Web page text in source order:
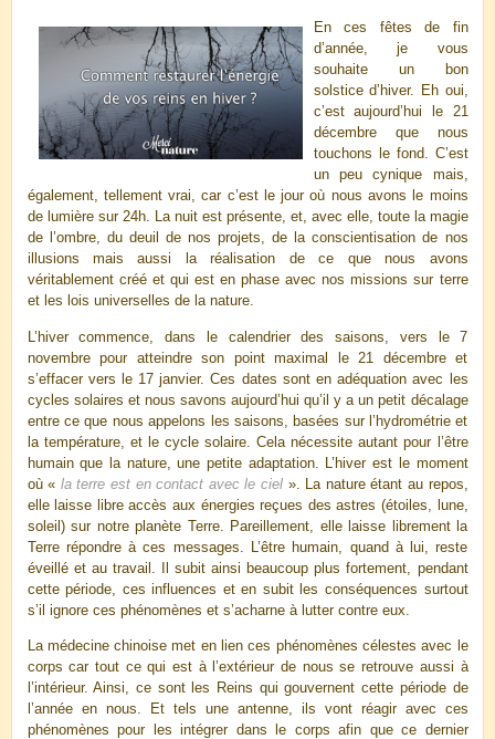
En ces fêtes de fin
d’année, je vous
souhaite un bon
solstice d’hiver. Eh oui,
c’est aujourd’hui le 21
décembre que nous
touchons le fond. C’est
un peu cynique mais,
également, tellement vrai, car c’est le jour où nous avons le moins
de lumière sur 24h. La nuit est présente, et, avec elle, toute la magie
de l’ombre, du deuil de nos projets, de la conscientisation de nos
illusions mais aussi la réalisation de ce que nous avons
véritablement créé et qui est en phase avec nos missions sur terre
et les lois universelles de la nature.
L’hiver commence, dans le calendrier des saisons, vers le 7
novembre pour atteindre son point maximal le 21 décembre et
s’effacer vers le 17 janvier. Ces dates sont en adéquation avec les
cycles solaires et nous savons aujourd’hui qu’il y a un petit décalage
entre ce que nous appelons les saisons, basées sur l’hydrométrie et
la température, et le cycle solaire. Cela nécessite autant pour l’être
humain que la nature, une petite adaptation. L’hiver est le moment
où « la terre est en contact avec le ciel ». La nature étant au repos,
elle laisse libre accès aux énergies reçues des astres (étoiles, lune,
soleil) sur notre planète Terre. Pareillement, elle laisse librement la
Terre répondre à ces messages. L’être humain, quand à lui, reste
éveillé et au travail. Il subit ainsi beaucoup plus fortement, pendant
cette période, ces influences et en subit les conséquences surtout
s’il ignore ces phénomènes et s’acharne à lutter contre eux.
La médecine chinoise met en lien ces phénomènes célestes avec le
corps car tout ce qui est à l’extérieur de nous se retrouve aussi à
l’intérieur. Ainsi, ce sont les Reins qui gouvernent cette période de
l’année en nous. Et tels une antenne, ils vont réagir avec ces
phénomènes pour les intégrer dans le corps afin que ce dernier